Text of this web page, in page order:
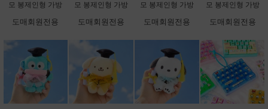
모 봉제인형 가방
티 [B2-083173]
도매회원전용
모 봉제인형 가방
로디 [B2-083180]
도매회원전용
모 봉제인형 가방
롤 [B2-083203]
도매회원전용
모 봉제인형 가방
[B2-083197]
도매회원전용